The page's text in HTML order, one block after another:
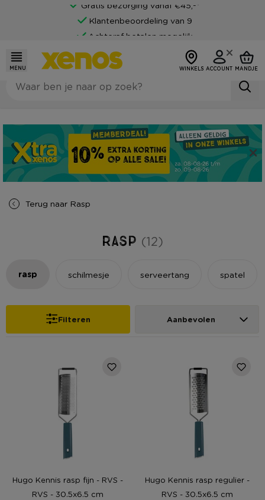
Gratis bezorging vanaf €45,-*
Klantenbeoordeling van 9
Achteraf betalen mogelijk
MENU WINKELS ACCOUNT MANDJE
Terug naar Rasp
Rasp (12)
rasp schilmesje serveertang spatel
Filteren Aanbevolen
Hugo Kennis rasp fijn - RVS -
RVS - 30.5x6.5 cm
Hugo Kennis rasp regulier -
RVS - 30.5x6.5 cm